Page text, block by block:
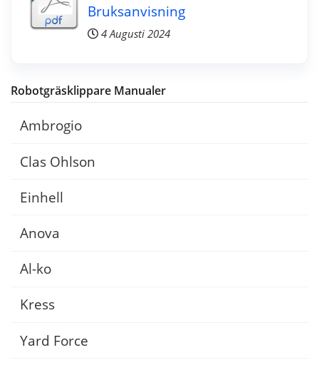
Bruksanvisning
4 Augusti 2024
Robotgräsklippare Manualer
Ambrogio
Clas Ohlson
Einhell
Anova
Al-ko
Kress
Yard Force